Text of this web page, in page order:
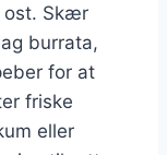
ost. Skær
burrata,
for at
friske
eller